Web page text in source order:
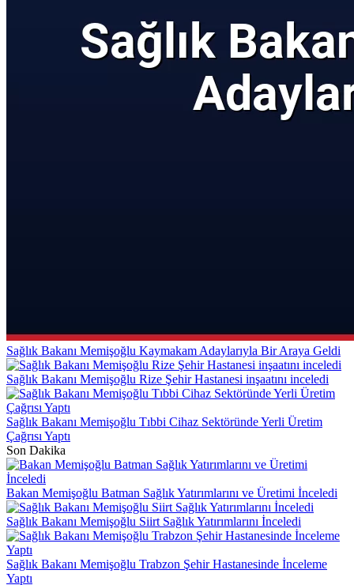
Sağlık Bakanı Memişoğlu Kaymakam Adaylarıyla Bir Araya Geldi
Sağlık Bakanı Memişoğlu Rize Şehir Hastanesi inşaatını inceledi
Sağlık Bakanı Memişoğlu Tıbbi Cihaz Sektöründe Yerli Üretim
Çağrısı Yaptı
Son Dakika
Bakan Memişoğlu Batman Sağlık Yatırımlarını ve Üretimi İnceledi
Sağlık Bakanı Memişoğlu Siirt Sağlık Yatırımlarını İnceledi
Sağlık Bakanı Memişoğlu Trabzon Şehir Hastanesinde İnceleme
Yaptı